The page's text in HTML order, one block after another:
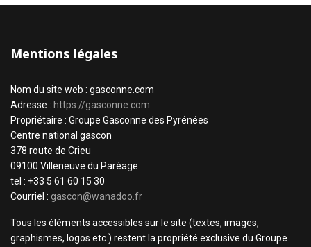
Mentions légales
Nom du site web : gasconne.com
Adresse : https://gasconne.com
Propriétaire : Groupe Gasconne des Pyrénées
Centre national gascon
378 route de Crieu
09100 Villeneuve du Paréage
tel : +33 5 61 60 15 30
Courriel : gascon@wanadoo.fr
Tous les éléments accessibles sur le site (textes, images,
graphismes, logos etc.) restent la propriété exclusive du Groupe